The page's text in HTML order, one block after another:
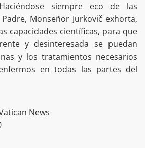
siempre eco de las
Monseñor Jurkovič exhorta,
capacidades científicas, para que
y desinteresada se puedan
y los tratamientos necesarios
en todas las partes del
News